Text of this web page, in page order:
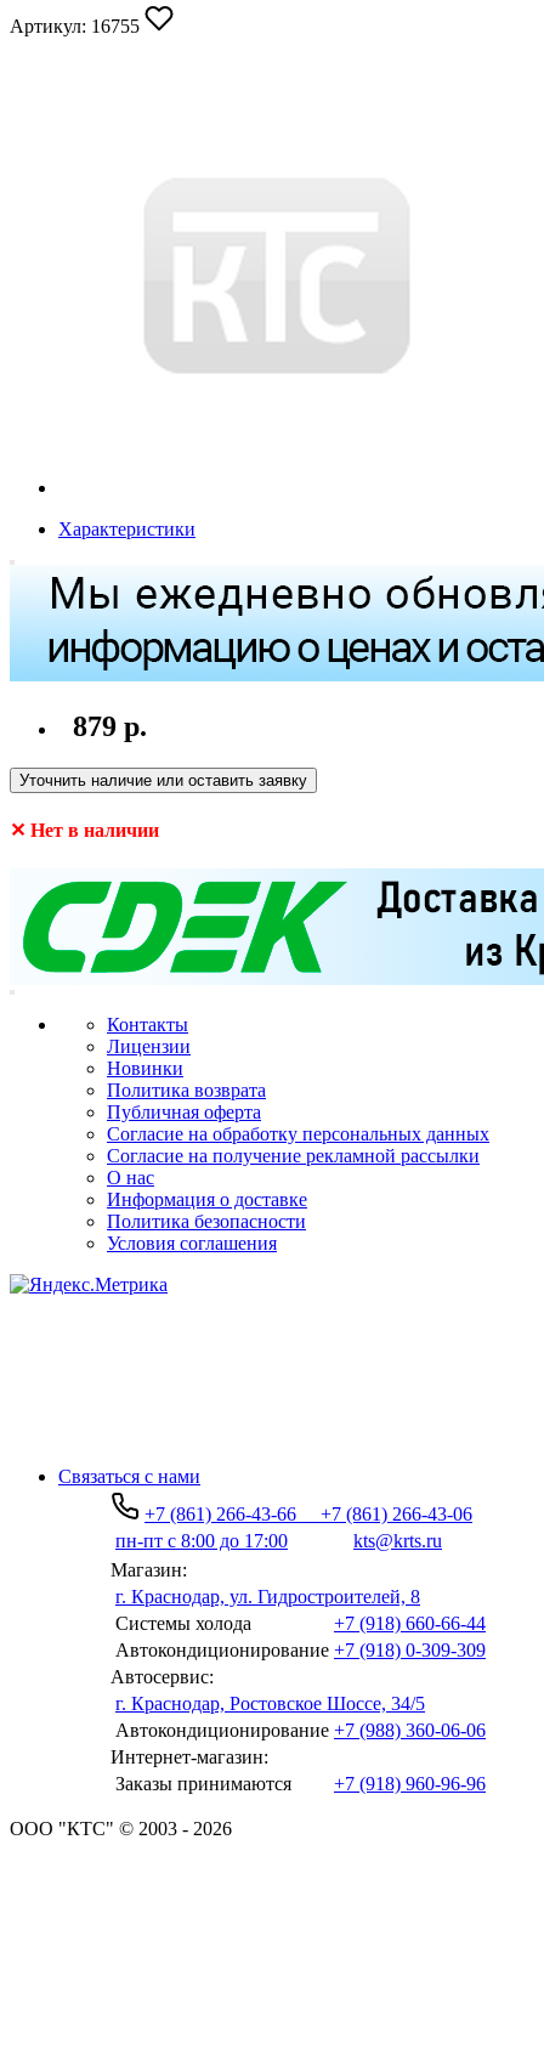
Артикул: 16755
Характеристики
879 р.
Уточнить наличие или оставить заявку
✕ Нет в наличии
Контакты
Лицензии
Новинки
Политика возврата
Публичная оферта
Согласие на обработку персональных данных
Согласие на получение рекламной рассылки
О нас
Информация о доставке
Политика безопасности
Условия соглашения
Связаться с нами
+7 (861) 266-43-66
+7 (861) 266-43-06
пн-пт с 8:00 до 17:00
kts@krts.ru
Магазин:
г. Краснодар, ул. Гидростроителей, 8
Системы холода
+7 (918) 660-66-44
Автокондиционирование +7 (918) 0-309-309
Автосервис:
г. Краснодар, Ростовское Шоссе, 34/5
Автокондиционирование +7 (988) 360-06-06
Интернет-магазин:
Заказы принимаются
+7 (918) 960-96-96
ООО "КТС" © 2003 - 2026